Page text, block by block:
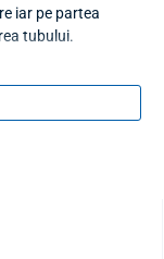
iar pe partea
tubului.